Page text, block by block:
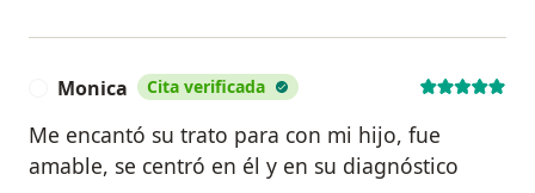
Monica Cita verificada
Me encantó su trato para con mi hijo, fue
amable, se centró en él y en su diagnóstico